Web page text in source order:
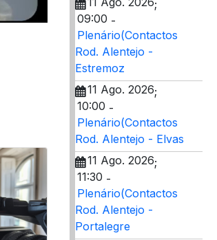
;
09:00 -
Plenário(Contactos
Rod. Alentejo -
Estremoz
11 Ago. 2026;
10:00 -
Plenário(Contactos
Rod. Alentejo - Elvas
11 Ago. 2026;
11:30 -
Plenário(Contactos
Rod. Alentejo -
Portalegre